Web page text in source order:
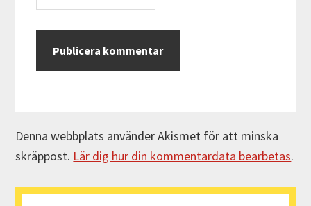
Denna webbplats använder Akismet för att minska
skräppost. Lär dig hur din kommentardata bearbetas.
Primärt